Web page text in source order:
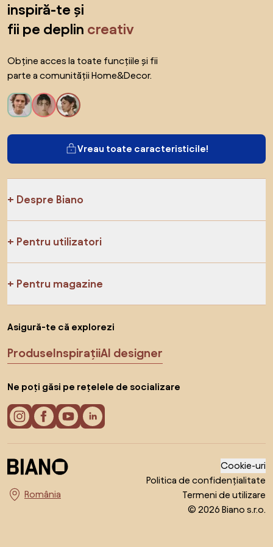
inspiră-te și
fii pe deplin creativ
Obține acces la toate funcțiile și fii
parte a comunității Home&Decor.
Vreau toate caracteristicile!
Despre Biano
Pentru utilizatori
Pentru magazine
Asigură-te că explorezi
ProduseInspirațiiAI designer
Ne poți găsi pe rețelele de socializare
Alege țara
Cookie-uri
Politica de confidențialitate
Termeni de utilizare
© 2026 Biano s.r.o.